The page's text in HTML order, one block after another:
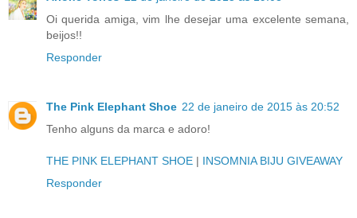
Oi querida amiga, vim lhe desejar uma excelente semana,
beijos!!
Responder
The Pink Elephant Shoe 22 de janeiro de 2015 às 20:52
Tenho alguns da marca e adoro!
THE PINK ELEPHANT SHOE | INSOMNIA BIJU GIVEAWAY
Responder